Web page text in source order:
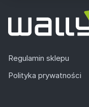
Regulamin sklepu
Polityka prywatności